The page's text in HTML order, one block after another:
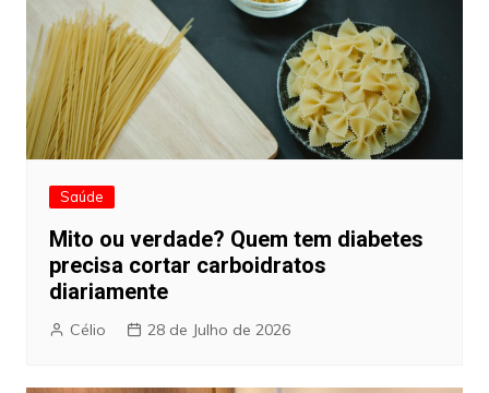
Saúde
Mito ou verdade? Quem tem diabetes
precisa cortar carboidratos
diariamente
Célio 28 de Julho de 2026